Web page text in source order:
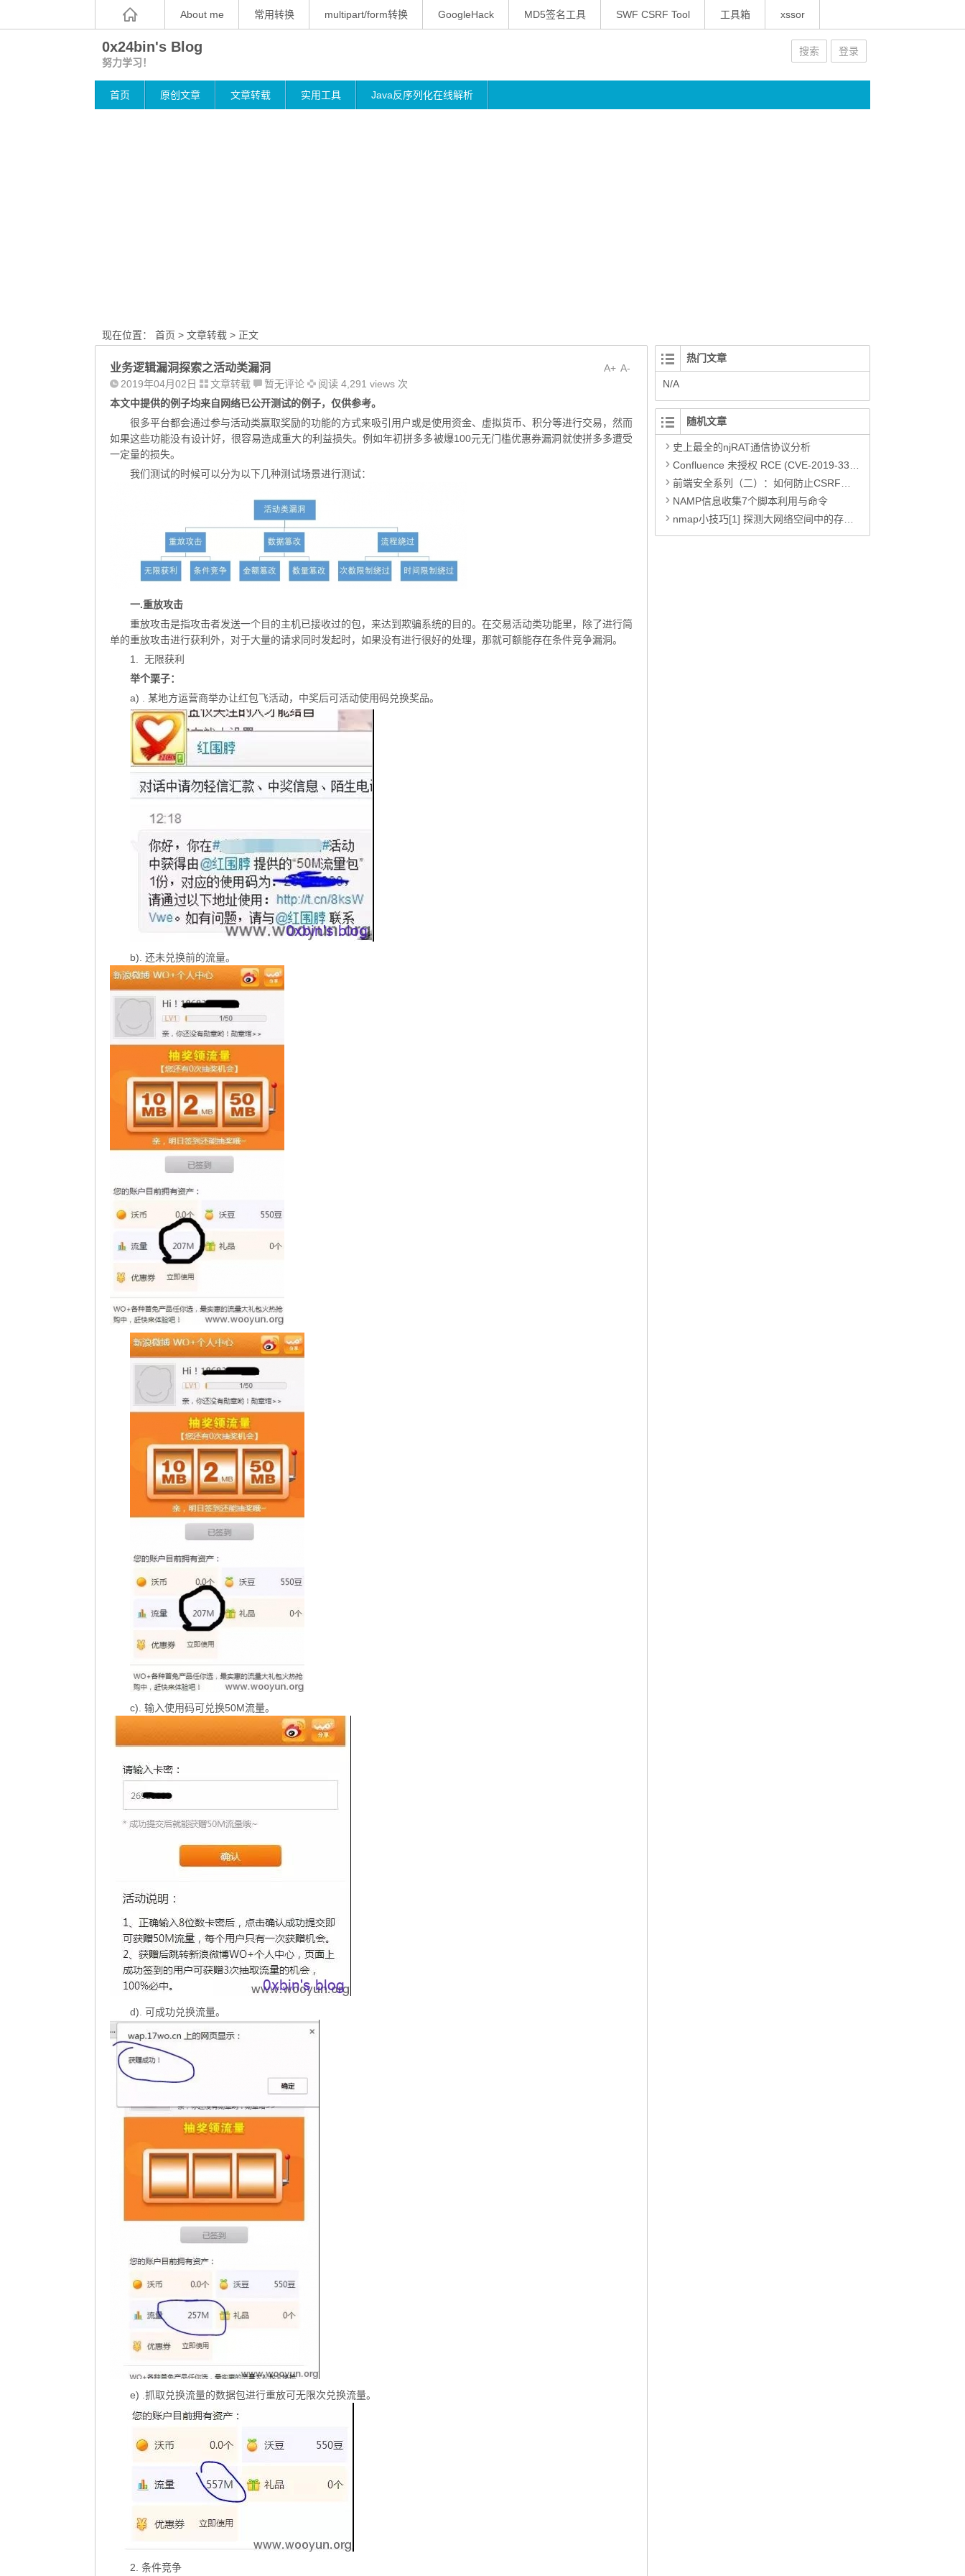
About me 常用转换 multipart/form转换 GoogleHack MD5签名工具 SWF CSRF Tool 工具箱 xssor
0x24bin's Blog
努力学习！
搜索 登录
首页 原创文章 文章转载 实用工具 Java反序列化在线解析
现在位置： 首页 > 文章转载 > 正文
A-
A+
业务逻辑漏洞探索之活动类漏洞
2019年04月02日 文章转载 暂无评论
阅读 4,291 views 次
本文中提供的例子均来自网络已公开测试的例子，仅供参考。
很多平台都会通过参与活动类赢取奖励的功能的方式来吸引用户或是使用资金、虚拟货币、积分等进行交易，然而
如果这些功能没有设计好，很容易造成重大的利益损失。例如年初拼多多被爆100元无门槛优惠券漏洞就使拼多多遭受
一定量的损失。
我们测试的时候可以分为以下几种测试场景进行测试：
一.重放攻击
重放攻击是指攻击者发送一个目的主机已接收过的包，来达到欺骗系统的目的。在交易活动类功能里，除了进行简
单的重放攻击进行获利外，对于大量的请求同时发起时，如果没有进行很好的处理，那就可额能存在条件竞争漏洞。
1. 无限获利
举个栗子：
a) . 某地方运营商举办让红包飞活动，中奖后可活动使用码兑换奖品。
b). 还未兑换前的流量。
c). 输入使用码可兑换50M流量。
d). 可成功兑换流量。
e) .抓取兑换流量的数据包进行重放可无限次兑换流量。
2. 条件竞争
热门文章
N/A
随机文章
史上最全的njRAT通信协议分析
Confluence 未授权 RCE (CVE-2019-3396) 漏洞分析& poc代码
前端安全系列（二）：如何防止CSRF攻击？
NAMP信息收集7个脚本利用与命令
nmap小技巧[1] 探测大网络空间中的存活主机